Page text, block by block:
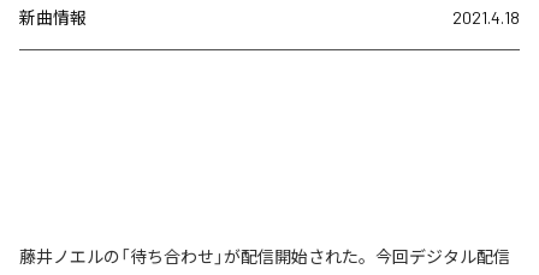
新曲情報 2021.4.18
藤井ノエルの「待ち合わせ」が配信開始された。今回デジタル配信